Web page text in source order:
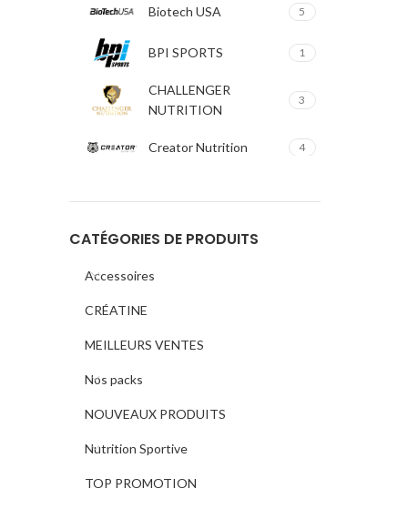
Biotech USA 5
BPI SPORTS 1
CHALLENGER
NUTRITION
3
Creator Nutrition 4
Impact Sport Nutrition
CATÉGORIES DE PRODUITS
Accessoires
CRÉATINE
MEILLEURS VENTES
Nos packs
NOUVEAUX PRODUITS
Nutrition Sportive
TOP PROMOTION